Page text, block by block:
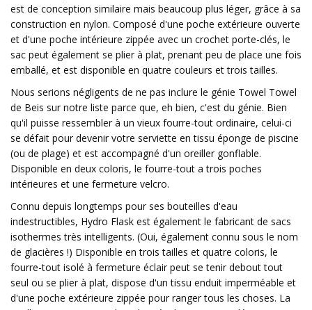
est de conception similaire mais beaucoup plus léger, grâce à sa
construction en nylon. Composé d'une poche extérieure ouverte
et d'une poche intérieure zippée avec un crochet porte-clés, le
sac peut également se plier à plat, prenant peu de place une fois
emballé, et est disponible en quatre couleurs et trois tailles.
Nous serions négligents de ne pas inclure le génie Towel Towel
de Beis sur notre liste parce que, eh bien, c'est du génie. Bien
qu'il puisse ressembler à un vieux fourre-tout ordinaire, celui-ci
se défait pour devenir votre serviette en tissu éponge de piscine
(ou de plage) et est accompagné d'un oreiller gonflable.
Disponible en deux coloris, le fourre-tout a trois poches
intérieures et une fermeture velcro.
Connu depuis longtemps pour ses bouteilles d'eau
indestructibles, Hydro Flask est également le fabricant de sacs
isothermes très intelligents. (Oui, également connu sous le nom
de glacières !) Disponible en trois tailles et quatre coloris, le
fourre-tout isolé à fermeture éclair peut se tenir debout tout
seul ou se plier à plat, dispose d'un tissu enduit imperméable et
d'une poche extérieure zippée pour ranger tous les choses. La